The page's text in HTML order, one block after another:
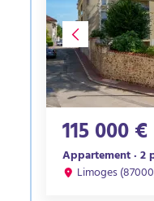
115 000 €
Appartement · 2
Limoges